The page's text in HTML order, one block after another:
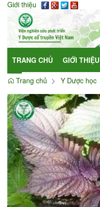
Giới thiệu
TRANG CHỦ GIỚI THIỆU
Trang chủ
Y Dược học